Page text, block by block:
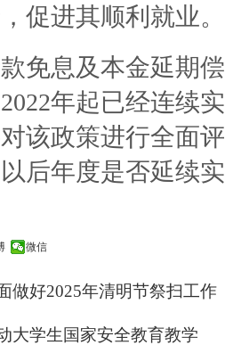
促进其顺利就业。
息及本金延期偿
年起已经连续
该政策进行全面
后年度是否延续
微信
做好2025年清明节祭扫工作
大学生国家安全教育教学